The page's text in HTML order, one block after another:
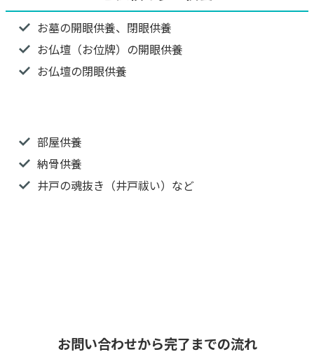
お墓の開眼供養、閉眼供養
お仏壇（お位牌）の開眼供養
お仏壇の閉眼供養
部屋供養
納骨供養
井戸の魂抜き（井戸祓い）など
お問い合わせから完了までの流れ